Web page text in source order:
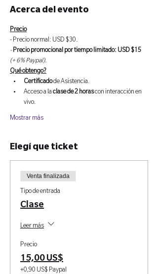
Acerca del evento
Precio
- Precio normal: USD $30.
- Precio promocional por tiempo limitado: USD $15
(+ 6% Paypal).
Qué obtengo?
Certificado de Asistencia.
Acceso a la clase de 2 horas con interacción en
vivo.
Mostrar más
Elegí que ticket
Venta finalizada
Tipo de entrada
Clase
Leer más
Precio
15,00 US$
+0,90 US$ Paypal